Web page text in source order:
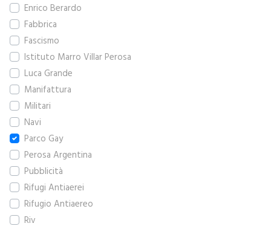
Enrico Berardo
Fabbrica
Fascismo
Istituto Marro Villar Perosa
Luca Grande
Manifattura
Militari
Navi
Parco Gay
Perosa Argentina
Pubblicità
Rifugi Antiaerei
Rifugio Antiaereo
Riv